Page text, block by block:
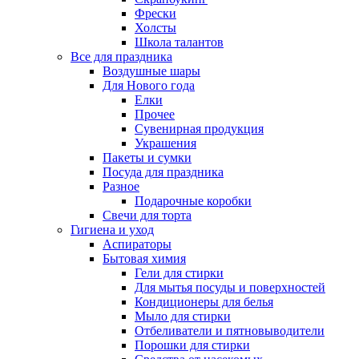
Фрески
Холсты
Школа талантов
Все для праздника
Воздушные шары
Для Нового года
Елки
Прочее
Сувенирная продукция
Украшения
Пакеты и сумки
Посуда для праздника
Разное
Подарочные коробки
Свечи для торта
Гигиена и уход
Аспираторы
Бытовая химия
Гели для стирки
Для мытья посуды и поверхностей
Кондиционеры для белья
Мыло для стирки
Отбеливатели и пятновыводители
Порошки для стирки